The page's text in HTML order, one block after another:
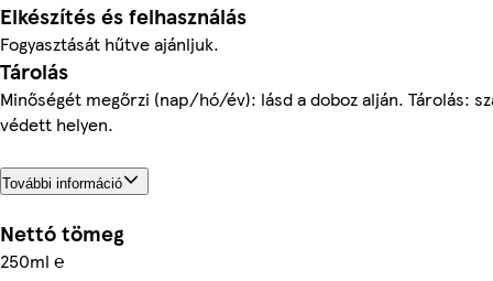
Elkészítés és felhasználás
Fogyasztását hűtve ajánljuk.
Tárolás
Minőségét megőrzi (nap/hó/év): lásd a doboz alján. Tárolás:
védett helyen.
További információ
Nettó tömeg
250ml ℮